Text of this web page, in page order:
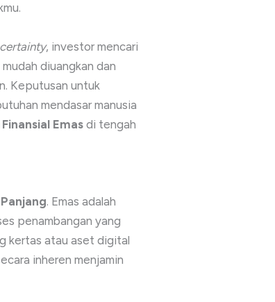
, investor mencari
diuangkan dan
Keputusan untuk
mendasar manusia
Emasdi tengah
. Emas adalah
penambangan yang
kertas atau aset digital
inheren menjamin